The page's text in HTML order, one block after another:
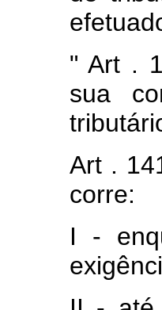
" Art .
sua
Art .
corre:
I -